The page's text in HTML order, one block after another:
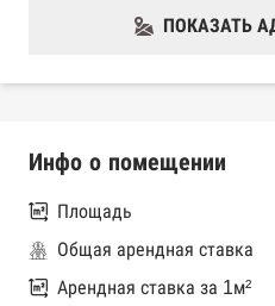
ПОКАЗАТЬ
Инфо о помещении
Площадь
Общая арендная ставка
Арендная ставка за 1м²